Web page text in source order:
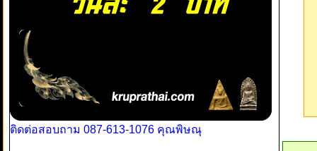
ติดต่อสอบถาม 087-613-1076 คุณพิษณุ